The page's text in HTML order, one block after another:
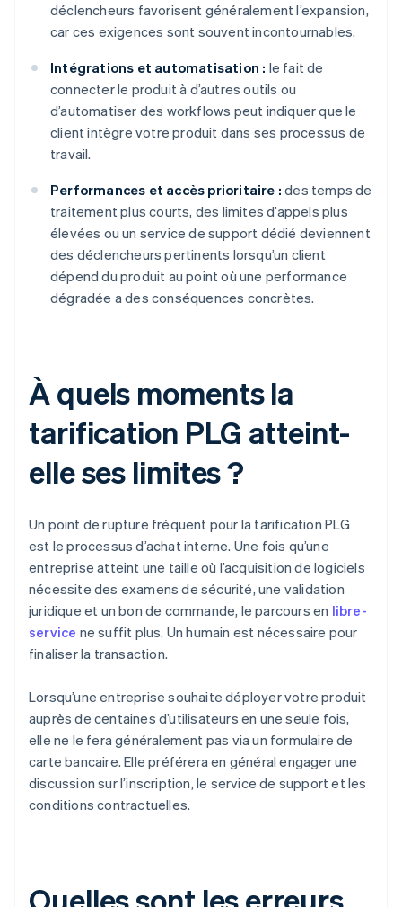
déclencheurs favorisent généralement l’expansion,
car ces exigences sont souvent incontournables.
Intégrations et automatisation : le fait de
connecter le produit à d’autres outils ou
d’automatiser des workflows peut indiquer que le
client intègre votre produit dans ses processus de
travail.
Performances et accès prioritaire : des temps de
traitement plus courts, des limites d’appels plus
élevées ou un service de support dédié deviennent
des déclencheurs pertinents lorsqu’un client
dépend du produit au point où une performance
dégradée a des conséquences concrètes.
À quels moments la
tarification PLG atteint-
elle ses limites ?
Un point de rupture fréquent pour la tarification PLG
est le processus d’achat interne. Une fois qu’une
entreprise atteint une taille où l’acquisition de logiciels
nécessite des examens de sécurité, une validation
juridique et un bon de commande, le parcours en libre-
service ne suffit plus. Un humain est nécessaire pour
finaliser la transaction.
Lorsqu’une entreprise souhaite déployer votre produit
auprès de centaines d’utilisateurs en une seule fois,
elle ne le fera généralement pas via un formulaire de
carte bancaire. Elle préférera en général engager une
discussion sur l’inscription, le service de support et les
conditions contractuelles.